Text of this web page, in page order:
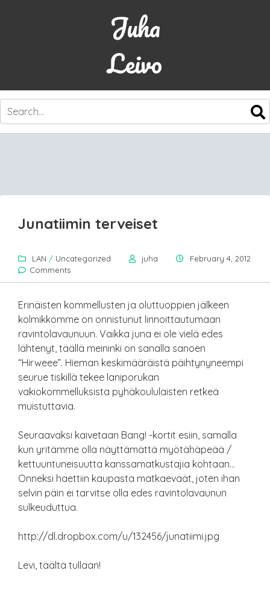
Juha
Leivo
SKIP
CONTENT
Junatiimin terveiset
LAN / Uncategorized juha
February 4, 2012
Comments
Erinäisten kommellusten ja oluttuoppien jälkeen
kolmikkomme on onnistunut linnoittautumaan
ravintolavaunuun. Vaikka juna ei ole vielä edes
lähtenyt, täällä meininki on sanalla sanoen
“Hirweee”. Hieman keskimääräistä päihtynyneempi
seurue tiskillä tekee laniporukan
vakiokommelluksista pyhäkoululaisten retkeä
muistuttavia.
Seuraavaksi kaivetaan Bang! -kortit esiin, samalla
kun yritämme olla näyttämättä myötähäpeää /
kettuuntuneisuutta kanssamatkustajia kohtaan…
Onneksi haettiin kaupasta matkaeväät, joten ihan
selvin päin ei tarvitse olla edes ravintolavaunun
sulkeuduttua.
http://dl.dropbox.com/u/132456/junatiimi.jpg
Levi, täältä tullaan!